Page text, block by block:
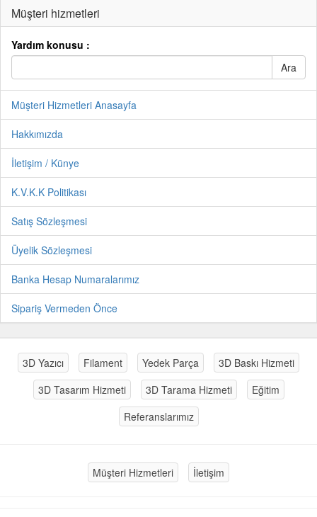
Müşteri hizmetleri
Yardım konusu :
Müşteri Hizmetleri Anasayfa
Hakkımızda
İletişim / Künye
K.V.K.K Politikası
Satış Sözleşmesi
Üyelik Sözleşmesi
Banka Hesap Numaralarımız
Sipariş Vermeden Önce
3D Yazıcı Filament Yedek Parça
3D Baskı Hizmeti
3D Tasarım Hizmeti
3D Tarama Hizmeti
Eğitim
Referanslarımız
Müşteri Hizmetleri İletişim